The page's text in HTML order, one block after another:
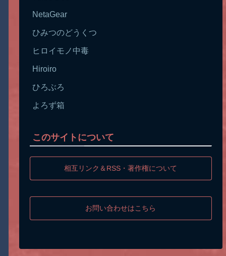
NetaGear
ひみつのどうくつ
ヒロイモノ中毒
Hiroiro
ひろぶろ
よろず箱
このサイトについて
相互リンク＆RSS・著作権について
お問い合わせはこちら